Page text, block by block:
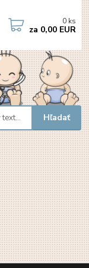
Hľadať
0 ks
za 0,00 EUR